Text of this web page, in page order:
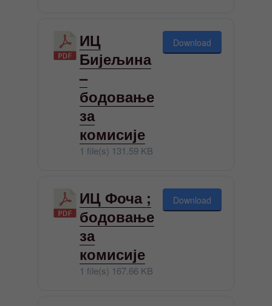
ИЦ
Бијељина
–
бодовање
за
комисије
1 file(s) 131.59 KB
Download
ИЦ Фоча ;
бодовање
за
комисије
1 file(s) 167.66 KB
Download